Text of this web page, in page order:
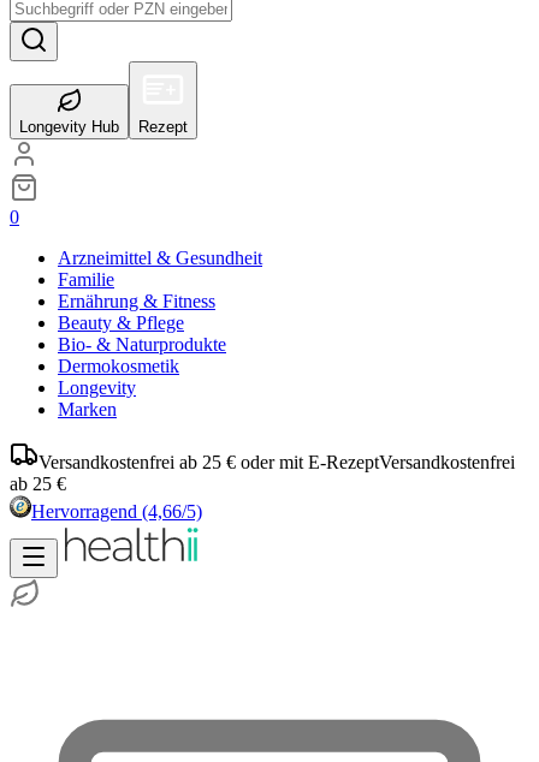
Longevity Hub Rezept
0
Arzneimittel & Gesundheit
Familie
Ernährung & Fitness
Beauty & Pflege
Bio- & Naturprodukte
Dermokosmetik
Longevity
Marken
Versandkostenfrei ab 25 € oder mit E-RezeptVersandkostenfrei
ab 25 €
Hervorragend (4,66/5)